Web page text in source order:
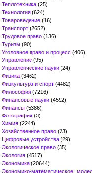
Теплотехника (25)
Технология (624)
Товароведение (16)
Транспорт (2652)
Трудовое право (136)
Туризм (90)
Уголовное право и процесс (406)
Управление (95)
Управленческие науки (24)
Физика (3462)
Физкультура и спорт (4482)
Философия (7216)
Финансовые науки (4592)
Финансы (5386)
Фотография (3)
Химия (2244)
Хозяйственное право (23)
Цифровые устройства (29)
Экологическое право (35)
Экология (4517)
Экономика (20644)
Экономико-математическое